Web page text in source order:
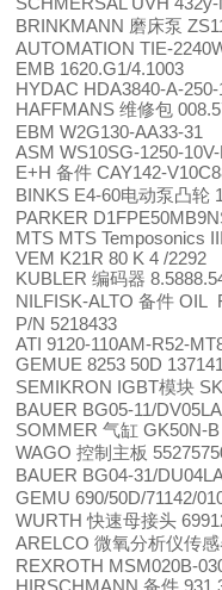
BRINKMANN 磨床泵
AUTOMATION TIE-
EMB 1620.G1/4.1003
HYDAC HDA3840-A-
HAFFMANS 维修包
EBM W2G130-AA33-31
ASM WS10SG-1250-
E+H 备件 CAY142-
BINKS E4-60电动泵凸轮
PARKER
MTS MTS Temposonics
VEM K21R 80 K 4 /2292
KUBLER 编码器
NILFISK-ALTO 备件
P/N 5218433
ATI 9120-110AM-R52-
GEMUE 8253 50D
SEMIKRON IGBT模块
BAUER BG05-11/
SOMMER 气缸 GK50N-B
WAGO 控制主板
BAUER BG04-31/
GEMU 690/50D/71142/
WURTH快速母接头
ARELCO 微氧分析仪传
REXROTH MSM020B-
HIRSCHMANN
931